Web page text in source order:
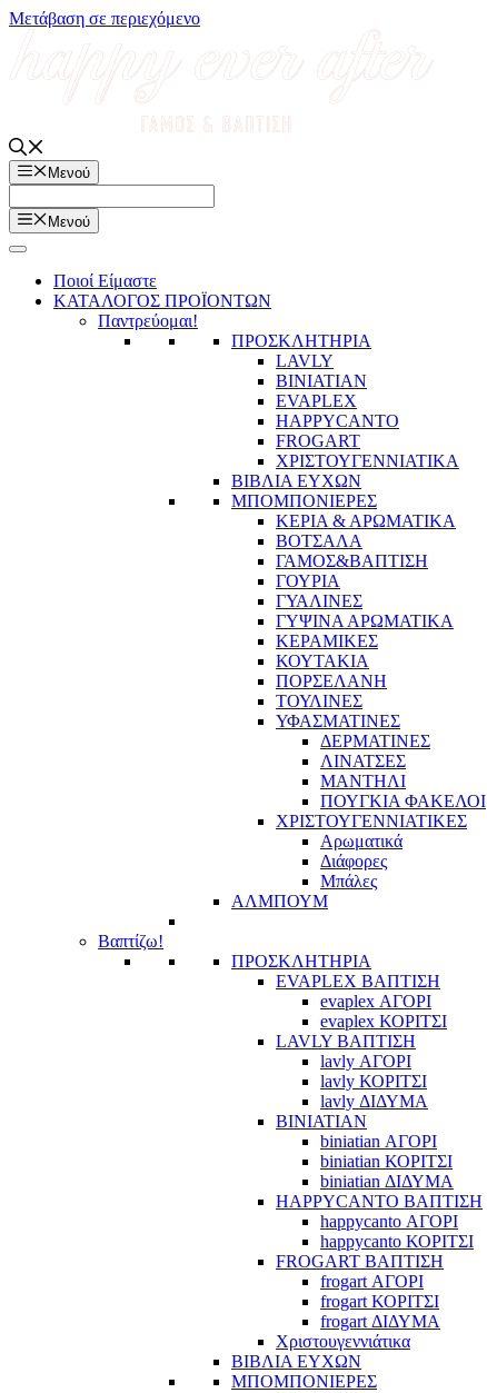
Μετάβαση σε περιεχόμενο
Μενού
Μενού
Ποιοί Είμαστε
ΚΑΤΑΛΟΓΟΣ ΠΡΟΪΟΝΤΩΝ
Παντρεύομαι!
ΠΡΟΣΚΛΗΤΗΡΙΑ
LAVLY
BINIATIAN
EVAPLEX
HAPPYCANTO
FROGART
ΧΡΙΣΤΟΥΓΕΝΝΙΑΤΙΚΑ
ΒΙΒΛΙΑ ΕΥΧΩΝ
ΜΠΟΜΠΟΝΙΕΡΕΣ
ΚΕΡΙΑ & ΑΡΩΜΑΤΙΚΑ
ΒΟΤΣΑΛΑ
ΓΑΜΟΣ&ΒΑΠΤΙΣΗ
ΓΟΥΡΙΑ
ΓΥΑΛΙΝΕΣ
ΓΥΨΙΝΑ ΑΡΩΜΑΤΙΚΑ
ΚΕΡΑΜΙΚΕΣ
ΚΟΥΤΑΚΙΑ
ΠΟΡΣΕΛΑΝΗ
ΤΟΥΛΙΝΕΣ
ΥΦΑΣΜΑΤΙΝΕΣ
ΔΕΡΜΑΤΙΝΕΣ
ΛΙΝΑΤΣΕΣ
ΜΑΝΤΗΛΙ
ΠΟΥΓΚΙΑ ΦΑΚΕΛΟΙ
ΧΡΙΣΤΟΥΓΕΝΝΙΑΤΙΚΕΣ
Αρωματικά
Διάφορες
Μπάλες
ΑΛΜΠΟΥΜ
Βαπτίζω!
ΠΡΟΣΚΛΗΤΗΡΙΑ
EVAPLEX ΒΑΠΤΙΣΗ
evaplex ΑΓΟΡΙ
evaplex ΚΟΡΙΤΣΙ
LAVLY ΒΑΠΤΙΣΗ
lavly ΑΓΟΡΙ
lavly ΚΟΡΙΤΣΙ
lavly ΔΙΔΥΜΑ
BINIATIAN
biniatian ΑΓΟΡΙ
biniatian ΚΟΡΙΤΣΙ
biniatian ΔΙΔΥΜΑ
HAPPYCANTO ΒΑΠΤΙΣΗ
happycanto ΑΓΟΡΙ
happycanto ΚΟΡΙΤΣΙ
FROGART ΒΑΠΤΙΣΗ
frogart ΑΓΟΡΙ
frogart ΚΟΡΙΤΣΙ
frogart ΔΙΔΥΜΑ
Χριστουγεννιάτικα
ΒΙΒΛΙΑ ΕΥΧΩΝ
ΜΠΟΜΠΟΝΙΕΡΕΣ